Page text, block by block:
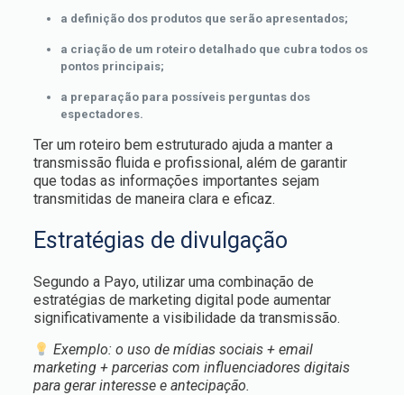
a definição dos produtos que serão apresentados;
a criação de um roteiro detalhado que cubra todos os
pontos principais;
a preparação para possíveis perguntas dos
espectadores.
Ter um roteiro bem estruturado ajuda a manter a
transmissão fluida e profissional, além de garantir
que todas as informações importantes sejam
transmitidas de maneira clara e eficaz.
Estratégias de divulgação
Segundo a Payo, utilizar uma combinação de
estratégias de marketing digital pode aumentar
significativamente a visibilidade da transmissão.
Exemplo: o uso de mídias sociais + email
marketing + parcerias com influenciadores digitais
para gerar interesse e antecipação.